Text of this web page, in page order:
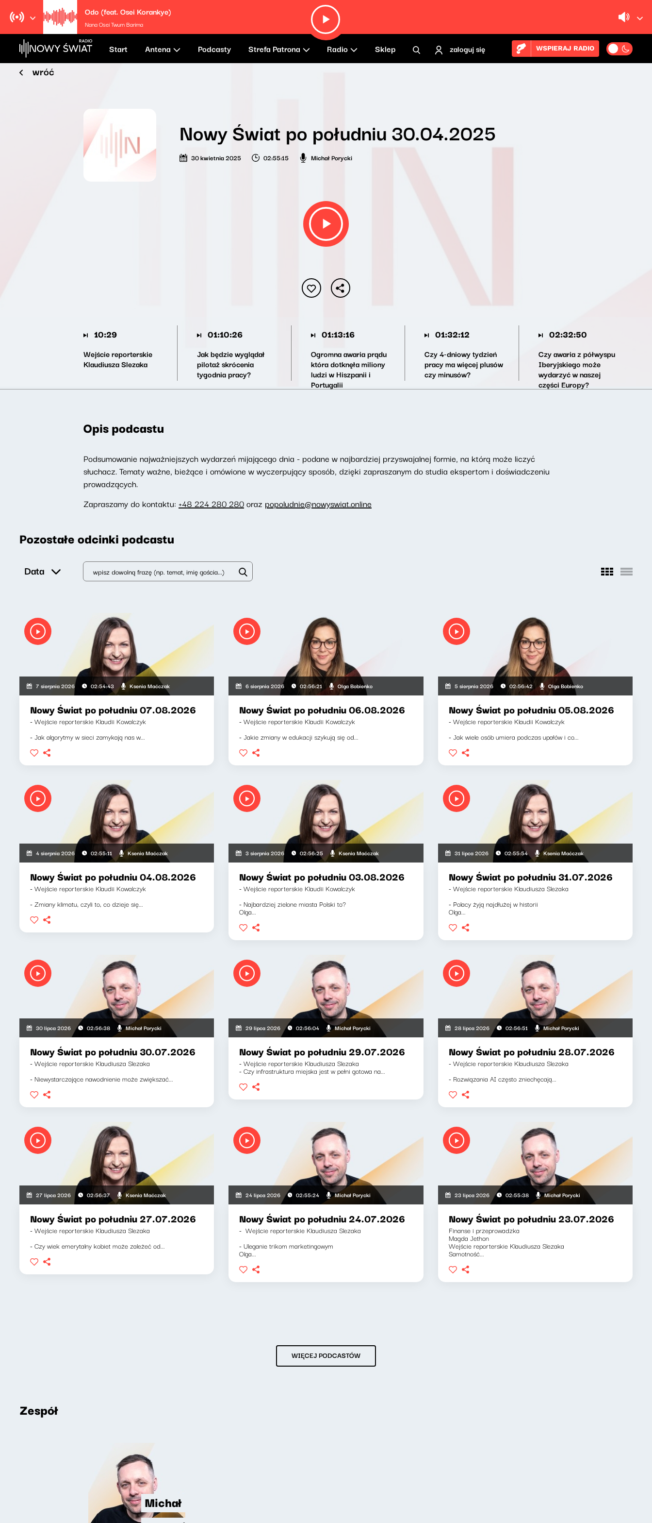
Odo (feat. Osei Korankye)
Nana Osei Twum Barima
Start Antena Podcasty Strefa Patrona Radio Sklep zaloguj się WSPIERAJ RADIO
wróć
Nowy Świat po południu 30.04.2025
30 kwietnia 2025 02:55:15 Michał Porycki
10:29
Wejście reporterskie
Klaudiusza Slezaka
01:10:26
Jak będzie wyglądał
pilotaż skrócenia
tygodnia pracy?
01:13:16
Ogromna awaria prądu
która dotknęła miliony
ludzi w Hiszpanii i
Portugalii
01:32:12
Czy 4-dniowy tydzień
pracy ma więcej plusów
czy minusów?
02:32:50
Czy awaria z półwyspu
Iberyjskiego może
wydarzyć w naszej
części Europy?
Opis podcastu
Podsumowanie najważniejszych wydarzeń mijającego dnia - podane w najbardziej przyswajalnej formie, na którą może liczyć
słuchacz. Tematy ważne, bieżące i omówione w wyczerpujący sposób, dzięki zapraszanym do studia ekspertom i doświadczeniu
prowadzących.
Zapraszamy do kontaktu: +48 224 280 280oraz popoludnie@nowyswiat.online
Pozostałe odcinki podcastu
Data
7 sierpnia 2026 02:54:43 Ksenia Maćczak
Nowy Świat po południu 07.08.2026
- Wejście reporterskie Klaudii Kowalczyk
- Jak algorytmy w sieci zamykają nas w...
6 sierpnia 2026 02:56:21 Olga Bobienko
Nowy Świat po południu 06.08.2026
- Wejście reporterskie Klaudii Kowalczyk
- Jakie zmiany w edukacji szykują się od...
5 sierpnia 2026 02:56:42 Olga Bobienko
Nowy Świat po południu 05.08.2026
- Wejście reporterskie Klaudii Kowalczyk
- Jak wiele osób umiera podczas upałów i co...
4 sierpnia 2026 02:55:11 Ksenia Maćczak
Nowy Świat po południu 04.08.2026
- Wejście reporterskie Klaudii Kowalczyk
- Zmiany klimatu, czyli to, co dzieje się...
3 sierpnia 2026 02:56:25 Ksenia Maćczak
Nowy Świat po południu 03.08.2026
- Wejście reporterskie Klaudii Kowalczyk
- Najbardziej zielone miasta Polski to?
Olga...
31 lipca 2026 02:55:54 Ksenia Maćczak
Nowy Świat po południu 31.07.2026
- Wejście reporterskie Klaudiusza Slezaka
- Polacy żyją najdłużej w historii
Olga...
30 lipca 2026 02:56:38 Michał Porycki
Nowy Świat po południu 30.07.2026
- Wejście reporterskie Klaudiusza Slezaka
- Niewystarczające nawodnienie może zwiększać...
29 lipca 2026 02:56:04 Michał Porycki
Nowy Świat po południu 29.07.2026
- Wejście reporterskie Klaudiusza Slezaka
- Czy infrastruktura miejska jest w pełni gotowa na...
28 lipca 2026 02:56:51 Michał Porycki
Nowy Świat po południu 28.07.2026
- Wejście reporterskie Klaudiusza Slezaka
- Rozwiązania AI często zniechęcają...
27 lipca 2026 02:56:37 Ksenia Maćczak
Nowy Świat po południu 27.07.2026
- Wejście reporterskie Klaudiusza Slezaka
- Czy wiek emerytalny kobiet może zależeć od...
24 lipca 2026 02:55:24 Michał Porycki
Nowy Świat po południu 24.07.2026
- Wejście reporterskie Klaudiusza Slezaka
- Uleganie trikom marketingowym
Olga...
23 lipca 2026 02:55:38 Michał Porycki
Nowy Świat po południu 23.07.2026
Finanse i przeprowadzka
Magda Jethon
Wejście reporterskie Klaudiusza Slezaka
Samotność...
WIĘCEJ PODCASTÓW
Zespół
Michał